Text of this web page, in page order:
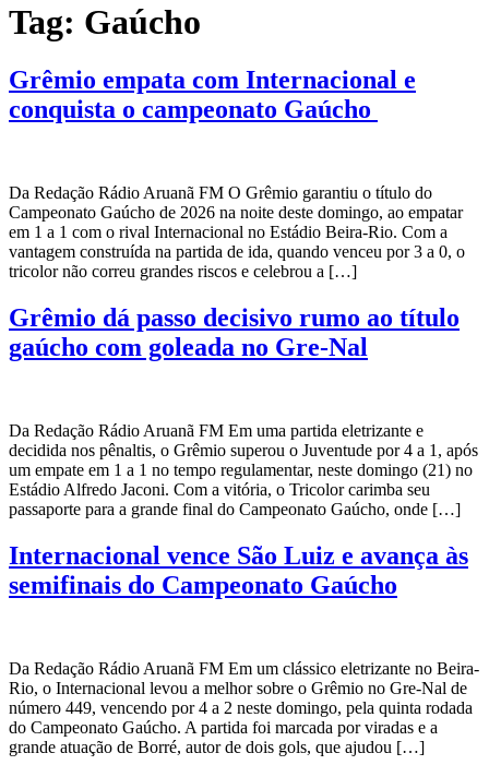
Tag: Gaúcho
Grêmio empata com Internacional e
conquista o campeonato Gaúcho
Da Redação Rádio Aruanã FM O Grêmio garantiu o título do
Campeonato Gaúcho de 2026 na noite deste domingo, ao empatar
em 1 a 1 com o rival Internacional no Estádio Beira-Rio. Com a
vantagem construída na partida de ida, quando venceu por 3 a 0, o
tricolor não correu grandes riscos e celebrou a […]
Grêmio dá passo decisivo rumo ao título
gaúcho com goleada no Gre-Nal
Da Redação Rádio Aruanã FM Em uma partida eletrizante e
decidida nos pênaltis, o Grêmio superou o Juventude por 4 a 1, após
um empate em 1 a 1 no tempo regulamentar, neste domingo (21) no
Estádio Alfredo Jaconi. Com a vitória, o Tricolor carimba seu
passaporte para a grande final do Campeonato Gaúcho, onde […]
Internacional vence São Luiz e avança às
semifinais do Campeonato Gaúcho
Da Redação Rádio Aruanã FM Em um clássico eletrizante no Beira-
Rio, o Internacional levou a melhor sobre o Grêmio no Gre-Nal de
número 449, vencendo por 4 a 2 neste domingo, pela quinta rodada
do Campeonato Gaúcho. A partida foi marcada por viradas e a
grande atuação de Borré, autor de dois gols, que ajudou […]